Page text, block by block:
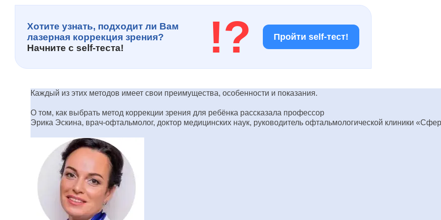
Хотите узнать, подходит ли Вам
лазерная коррекция зрения?
Начните с self-теста! !? Пройти self-тест!
Каждый из этих методов имеет свои преимущества, особенности и показания.
О том, как выбрать метод коррекции зрения для ребёнка рассказала профессор
Эрика Эскина, врач-офтальмолог, доктор медицинских наук, руководитель офтальмологической клиники